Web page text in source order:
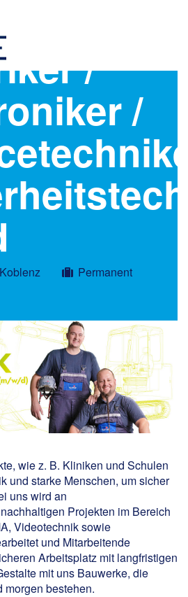
/
/
Permanent
wie z. B. Kliniken und Schulen
und starke Menschen, um sicher
uns wird an
Projekten im Bereich
Videotechnik sowie
und Mitarbeitende
Arbeitsplatz mit langfristigen
mit uns Bauwerke, die
morgen bestehen.